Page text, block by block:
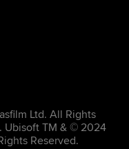
Ltd. All Rights
Ubisoft TM & © 2024
Reserved.